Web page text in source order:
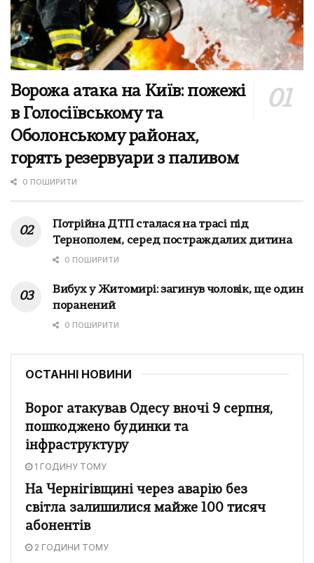
Ворожа атака на Київ: пожежі
в Голосіївському та
Оболонському районах,
горять резервуари з паливом
0 ПОШИРИТИ
Потрійна ДТП сталася на трасі під
Тернополем, серед постраждалих дитина
0 ПОШИРИТИ
Вибух у Житомирі: загинув чоловік, ще один
поранений
0 ПОШИРИТИ
ОСТАННІ НОВИНИ
Ворог атакував Одесу вночі 9 серпня,
пошкоджено будинки та
інфраструктуру
1 ГОДИНУ ТОМУ
На Чернігівщині через аварію без
світла залишилися майже 100 тисяч
абонентів
2 ГОДИНИ ТОМУ